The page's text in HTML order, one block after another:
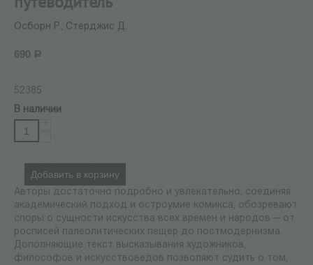
Осборн Р., Стерджис Д.
690 Р
52385
В наличии
Добавить в корзину
Авторы достаточно подробно и увлекательно, соединяя
академический подход и остроумие комикса, обозревают
споры о сущности искусства всех времен и народов — от
росписей палеолитических пещер до постмодернизма.
Дополняющие текст высказывания художников,
философов и искусствоведов позволяют судить о том,